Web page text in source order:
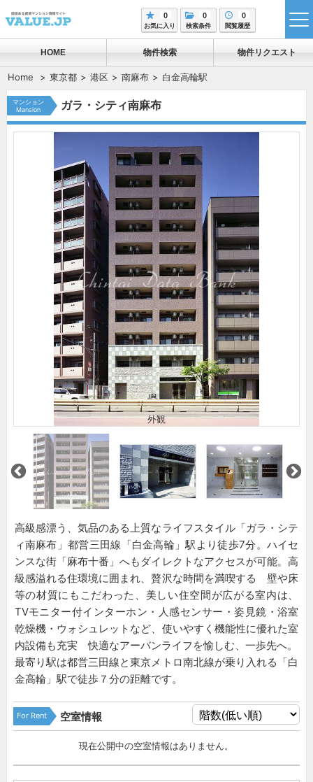
0
お気に入り
0
検索条件
0
閲覧履歴
HOME 物件検索 物件リクエスト
Home 東京都 港区 南麻布 白金高輪駅
マンション
Mansion
ガラ・シティ南麻布
外観
高級感漂う、気品のある上質なライフスタイル「ガラ・シテ
ィ南麻布」都営三田線「白金高輪」駅より徒歩7分。ハイセ
ンスな街「麻布十番」へもダイレクトなアクセスが可能。高
級感溢れる住環境に囲まれ、贅沢な時間を満喫する 壁や床
等の材質にもこだわった、美しい住空間が広がる室内は、
TVモニター付インターホン・人感センサー・姿見鏡・浴室
乾燥機・ウォシュレットなど、使いやすく機能性に優れた室
内設備も充実 快適なアーバンライフを愉しむ、一歩先へ。
最寄り駅は都営三田線と東京メトロ南北線が乗り入れる「白
金高輪」駅で徒歩７分の距離です。
For Rent 空室情報
現在公開中の空室情報はありません。